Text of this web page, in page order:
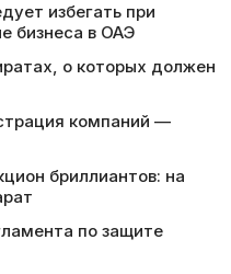
избегать при
бизнеса в ОАЭ
о которых должен
компаний —
бриллиантов: на
по защите